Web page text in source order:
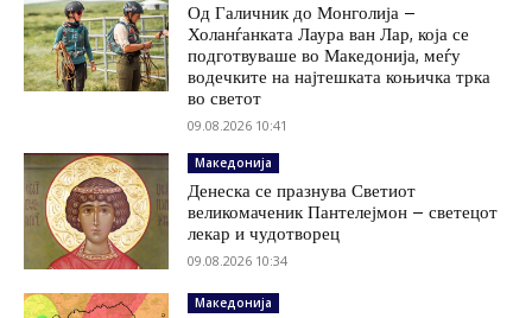
Од Галичник до Монголија –
Холанѓанката Лаура ван Лар, која се
подготвуваше во Македонија, меѓу
водечките на најтешката коњичка трка
во светот
09.08.2026 10:41
Македонија
Денеска се празнува Светиот
великомаченик Пантелејмон – светецот
лекар и чудотворец
09.08.2026 10:34
Македонија